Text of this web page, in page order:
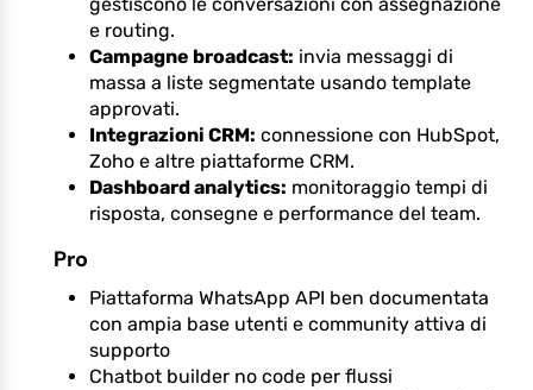
gestiscono le conversazioni con assegnazione
e routing.
Campagne broadcast: invia messaggi di
massa a liste segmentate usando template
approvati.
Integrazioni CRM: connessione con HubSpot,
Zoho e altre piattaforme CRM.
Dashboard analytics: monitoraggio tempi di
risposta, consegne e performance del team.
Pro
Piattaforma WhatsApp API ben documentata
con ampia base utenti e community attiva di
supporto
Chatbot builder no code per flussi